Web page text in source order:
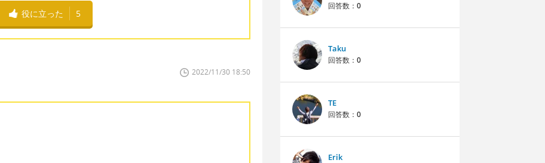
役に立った 5
2022/11/30 18:50
回答数： 0
Taku
回答数： 0
TE
回答数： 0
Erik